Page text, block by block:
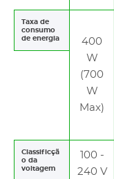
Taxa de
consumo
de energia
400
W
(700
W
Max)
Classificçã
o da
voltagem
100 -
240 V